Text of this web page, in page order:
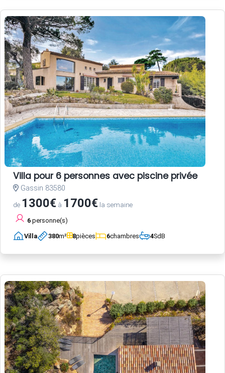
Villa pour 6 personnes avec piscine privée
Gassin 83580
de 1300€ à 1700€ la semaine
6 personne(s)
Villa 380m² 8pièces 6chambres 4SdB